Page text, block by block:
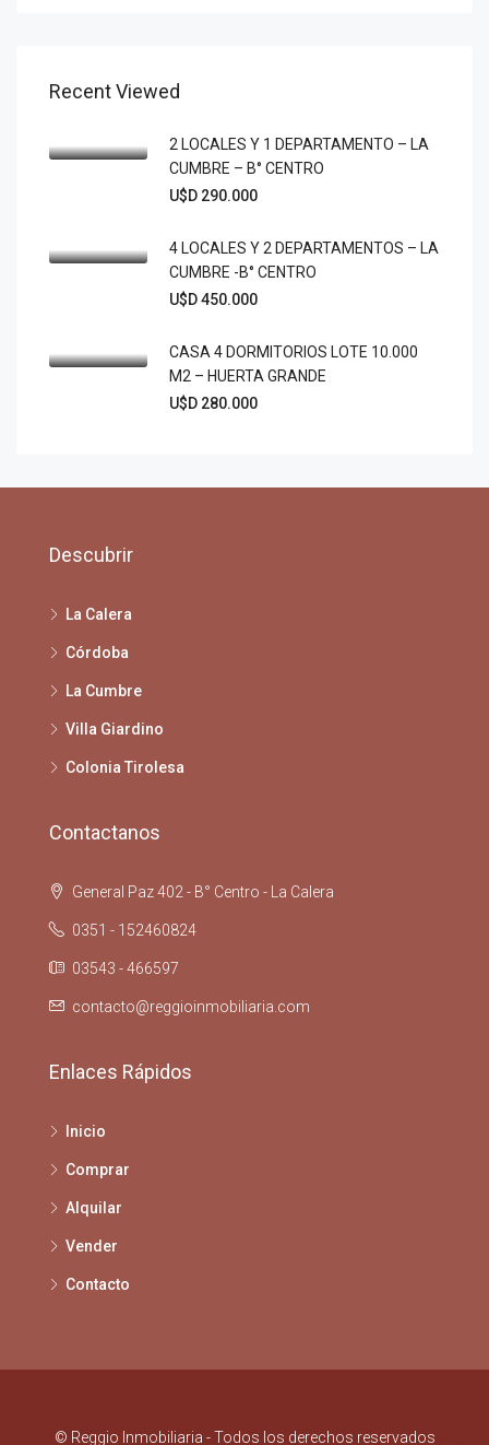
Recent Viewed
2 LOCALES Y 1 DEPARTAMENTO – LA
CUMBRE – B° CENTRO
U$D 290.000
4 LOCALES Y 2 DEPARTAMENTOS – LA
CUMBRE -B° CENTRO
U$D 450.000
CASA 4 DORMITORIOS LOTE 10.000
M2 – HUERTA GRANDE
U$D 280.000
Descubrir
La Calera
Córdoba
La Cumbre
Villa Giardino
Colonia Tirolesa
Contactanos
General Paz 402 - B° Centro - La Calera
0351 - 152460824
03543 - 466597
contacto@reggioinmobiliaria.com
Enlaces Rápidos
Inicio
Comprar
Alquilar
Vender
Contacto
© Reggio Inmobiliaria - Todos los derechos reservados